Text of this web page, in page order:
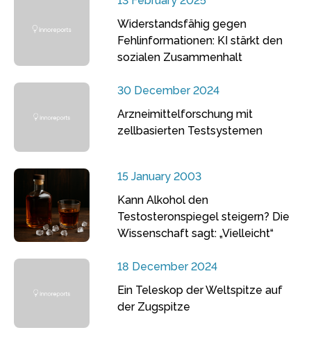
Widerstandsfähig gegen
Fehlinformationen: KI stärkt den
sozialen Zusammenhalt
30 December 2024
Arzneimittelforschung mit
zellbasierten Testsystemen
15 January 2003
Kann Alkohol den
Testosteronspiegel steigern? Die
Wissenschaft sagt: „Vielleicht“
18 December 2024
Ein Teleskop der Weltspitze auf
der Zugspitze